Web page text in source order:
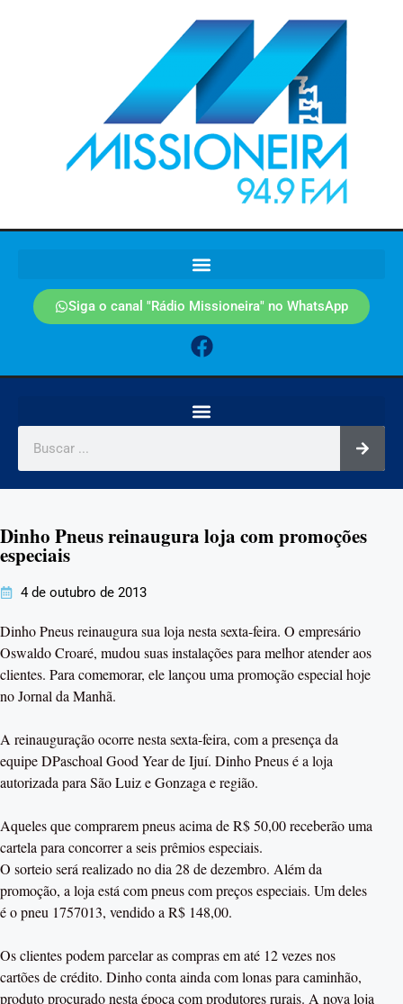
Siga o canal "Rádio Missioneira" no WhatsApp
Dinho Pneus reinaugura loja com promoções
especiais
4 de outubro de 2013
Dinho Pneus reinaugura sua loja nesta sexta-feira. O empresário
Oswaldo Croaré, mudou suas instalações para melhor atender aos
clientes. Para comemorar, ele lançou uma promoção especial hoje
no Jornal da Manhã.
A reinauguração ocorre nesta sexta-feira, com a presença da
equipe DPaschoal Good Year de Ijuí. Dinho Pneus é a loja
autorizada para São Luiz e Gonzaga e região.
Aqueles que comprarem pneus acima de R$ 50,00 receberão uma
cartela para concorrer a seis prêmios especiais.
O sorteio será realizado no dia 28 de dezembro. Além da
promoção, a loja está com pneus com preços especiais. Um deles
é o pneu 1757013, vendido a R$ 148,00.
Os clientes podem parcelar as compras em até 12 vezes nos
cartões de crédito. Dinho conta ainda com lonas para caminhão,
produto procurado nesta época com produtores rurais. A nova loja